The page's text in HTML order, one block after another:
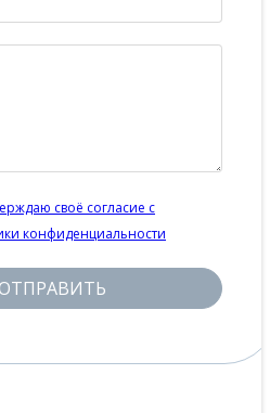
своё согласие с
конфиденциальности